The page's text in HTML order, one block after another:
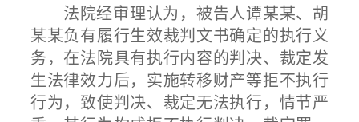
法院经审理认为，被告人谭某某、胡
某某负有履行生效裁判文书确定的执行义
务，在法院具有执行内容的判决、裁定发
生法律效力后，实施转移财产等拒不执行
行为，致使判决、裁定无法执行，情节严